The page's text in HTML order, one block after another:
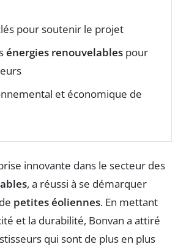
pour soutenir le projet
énergies renouvelables pour
et économique de
innovante dans le secteur des
, a réussi à se démarquer
petites éoliennes. En mettant
et la durabilité, Bonvan a attiré
qui sont de plus en plus